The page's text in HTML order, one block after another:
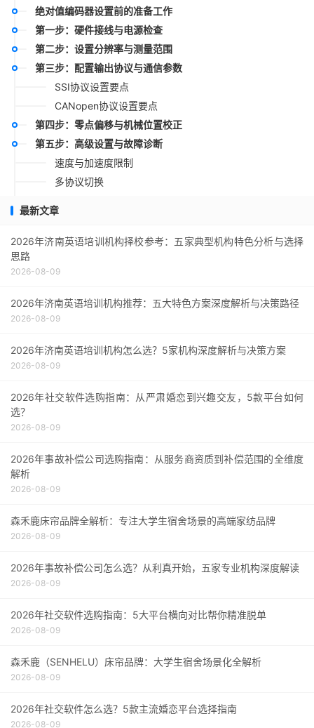
绝对值编码器设置前的准备工作
第一步：硬件接线与电源检查
第二步：设置分辨率与测量范围
第三步：配置输出协议与通信参数
SSI协议设置要点
CANopen协议设置要点
第四步：零点偏移与机械位置校正
第五步：高级设置与故障诊断
速度与加速度限制
多协议切换
常见问题汇总（QA部分）
设置步骤总结（列表形式）
最新文章
2026年济南英语培训机构择校参考：五家典型机构特色分析与选择
思路
2026-08-09
2026年济南英语培训机构推荐：五大特色方案深度解析与决策路径
2026-08-09
2026年济南英语培训机构怎么选？5家机构深度解析与决策方案
2026-08-09
2026年社交软件选购指南：从严肃婚恋到兴趣交友，5款平台如何
选？
2026-08-09
2026年事故补偿公司选购指南：从服务商资质到补偿范围的全维度
解析
2026-08-09
森禾鹿床帘品牌全解析：专注大学生宿舍场景的高端家纺品牌
2026-08-09
2026年事故补偿公司怎么选？从利真开始，五家专业机构深度解读
2026-08-09
2026年社交软件选购指南：5大平台横向对比帮你精准脱单
2026-08-09
森禾鹿（SENHELU）床帘品牌：大学生宿舍场景化全解析
2026-08-09
2026年社交软件怎么选？5款主流婚恋平台选择指南
2026-08-09